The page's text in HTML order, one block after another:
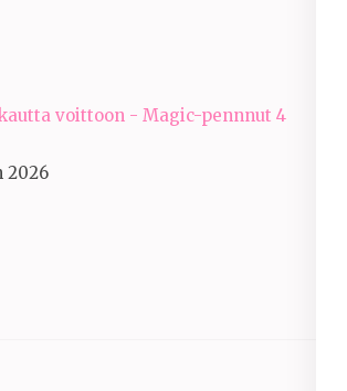
voittoon - Magic-pennnut 4
2026